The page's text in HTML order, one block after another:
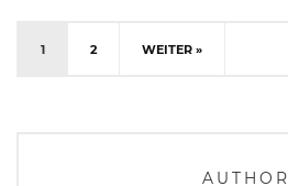
1 2 WEITER »
AUTHOR